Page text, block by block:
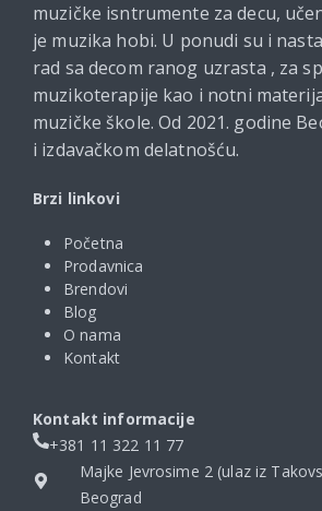
muzičke isntrumente za decu,
je muzika hobi. U ponudi su i
rad sa decom ranog uzrasta , za
muzikoterapije kao i notni
muzičke škole. Od 2021. godine
i izdavačkom delatnošću.
Brzi linkovi
Početna
Prodavnica
Brendovi
Blog
O nama
Kontakt
Kontakt informacije
+381 11 322 11 77
Majke Jevrosime 2 (ulaz iz
Beograd